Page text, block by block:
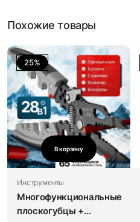
Похожие товары
25%
В корзину
Инструменты
Многофункциональные
плоскогубцы +